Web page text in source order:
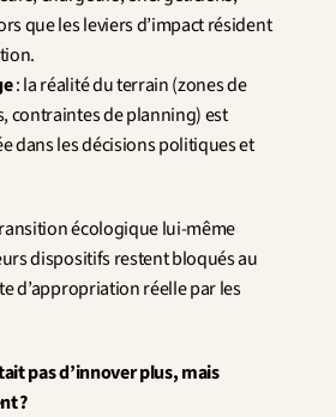
que les leviers d’impact résident
: la réalité du terrain (zones de
contraintes de planning) est
dans les décisions politiques et
écologique lui-même
dispositifs restent bloqués au
d’appropriation réelle par les
pas d’innover plus, mais
?